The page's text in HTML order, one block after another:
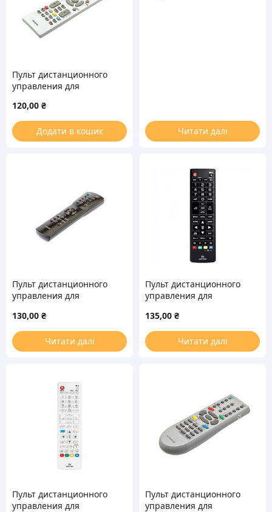
Пульт дистанционного
управления для
AKB73655833
120,00 ₴
Додати в кошик Читати далі
Пульт дистанционного
управления для
6710V00008A
130,00 ₴
Читати далі
Пульт дистанционного
управления для
AKB73715686
135,00 ₴
Читати далі
Пульт дистанционного
управления для
Пульт дистанционного
управления для